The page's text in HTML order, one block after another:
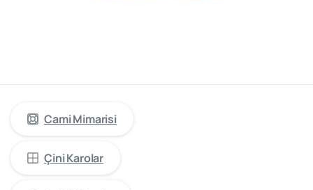
Cami Mimarisi
Çini Karolar